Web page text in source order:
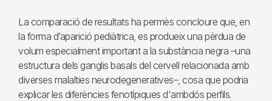
La comparació de resultats ha permès concloure que, en
la forma d’aparició pediàtrica, es produeix una pèrdua de
volum especialment important a la substància negra –una
estructura dels ganglis basals del cervell relacionada amb
diverses malalties neurodegeneratives–, cosa que podria
explicar les diferències fenotípiques d'ambdós perfils.